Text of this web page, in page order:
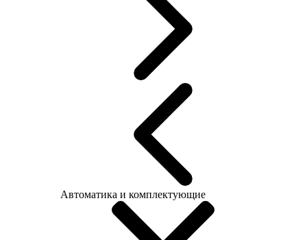
Автоматика и комплектующие